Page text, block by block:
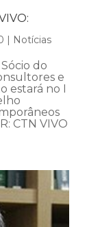
| Notícias
do
e
estará no I
CTN VIVO